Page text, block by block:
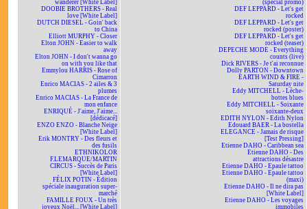
wanderer [White Label]
DOOBIE BROTHERS - Real
love [White Label]
DUTCH DIESEL - Goin' back
to China
Elliott MURPHY - Closer
Elton JOHN - Easier to walk
away
Elton JOHN - I don't wanna go
on with you like that
Emmylou HARRIS - Rose of
Cimarron
Enrico MACIAS - 2 ailes & 3
plumes
Enrico MACIAS - La France de
mon enfance
ENRIQUÉ - J'aime, J'aime...
[dédicacé]
ENZO ENZO - Blanche Neige
[White Label]
Erik MONTRY - Des fleurs et
des fusils
ETHNIKOLOR
F.LEMARQUE/MARTIN
CIRCUS - Succès de Paris
[White Label]
FÉLIX POTIN - Édition
spéciale inauguration super-
marché
FAMILLE FOUX - Un très
joyeux Noël... [White Label]
(spécial promo)
DEF LEPPARD - Let's get
rocked
DEF LEPPARD - Let's get
rocked (poster)
DEF LEPPARD - Let's get
rocked (teaser)
DEPECHE MODE - Everything
counts (live)
Dick RIVERS - Je t'ai reconnue
Dolly PARTON - Downtown
EARTH WIND & FIRE -
Saturday nite
Eddy MITCHELL - Lèche-
bottes blues
Eddy MITCHELL - Soixante
soixante-deux
EDITH NYLON - Edith Nylon
Edouard BAER - La bostella
ELEGANCE - Jamais de risque
[Test Pressing]
Etienne DAHO - Caribbean sea
Etienne DAHO - Des
attractions désastre
Etienne DAHO - Epaule tattoo
Etienne DAHO - Epaule tattoo
(maxi)
Etienne DAHO - Il ne dira pas
[White Label]
Etienne DAHO - Les voyages
immobiles